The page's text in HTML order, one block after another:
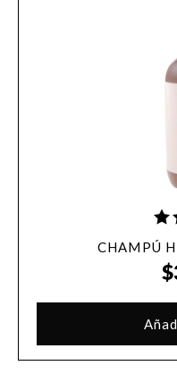
CHAMPÚ
$